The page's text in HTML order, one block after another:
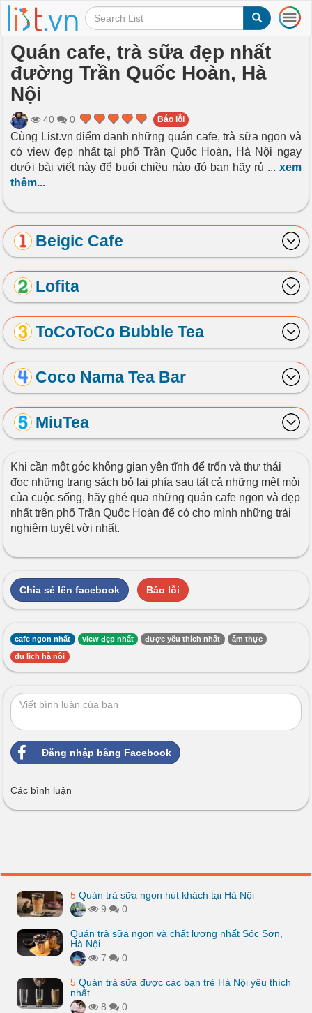
T
o
i
g
a
Quán cafe, trà sữa đẹp nhất
đường Trần Quốc Hoàn, Hà
Nội
40 0 Báo lỗi
Cùng List.vn điểm danh những quán cafe, trà sữa ngon và
có view đẹp nhất tại phố Trần Quốc Hoàn, Hà Nội ngay
dưới bài viết này để buổi chiều nào đó bạn hãy rủ ...xem
thêm...
Beigic Cafe
Lofita
ToCoToCo Bubble Tea
Coco Nama Tea Bar
MiuTea
Khi cần một góc không gian yên tĩnh để trốn và thư thái
đọc những trang sách bỏ lại phía sau tất cả những mệt mỏi
của cuộc sống, hãy ghé qua những quán cafe ngon và đẹp
nhất trên phố Trần Quốc Hoàn để có cho mình những trải
nghiệm tuyệt vời nhất.
Chia sẻ lên facebook Báo lỗi
cafe ngon nhất view đẹp nhất được yêu thích nhất ẩm thực
du lịch hà nội
Đăng nhập bằng Facebook
Các bình luận
5 Quán trà sữa ngon hút khách tại Hà Nội
9
0
Quán trà sữa ngon và chất lượng nhất Sóc Sơn,
Hà Nội
7
0
5 Quán trà sữa được các bạn trẻ Hà Nội yêu thích
nhất
8
0